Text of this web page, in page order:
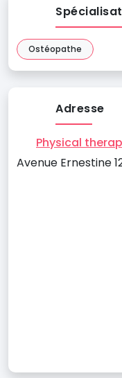
Ostéopathe
Adresse
Physical
Avenue Ernestine